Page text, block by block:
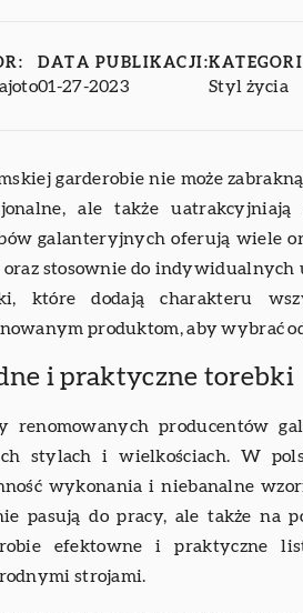
DATA PUBLIKACJI:
01-27-2023 Styl życia
garderobie nie może
ale także
galanteryjnych oferują wiele
oraz stosownie do indywidualnych
które dodają charakteru
produktom, aby wybrać
i praktyczne torebki
renomowanych producentów
stylach i wielkościach. W
wykonania i niebanalne
pasują do pracy, ale także na
efektowne i praktyczne
strojami.